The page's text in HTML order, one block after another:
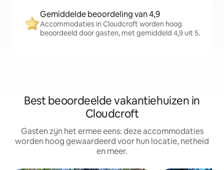
Gemiddelde beoordeling van 4,9
Accommodaties in Cloudcroft worden hoog
beoordeeld door gasten, met gemiddeld 4,9 uit 5.
Best beoordeelde vakantiehuizen in
Cloudcroft
Gasten zijn het ermee eens: deze accommodaties
worden hoog gewaardeerd voor hun locatie, netheid
en meer.